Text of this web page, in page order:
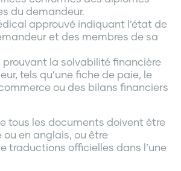
du demandeur.
approuvé indiquant l’état de
et des membres de sa
prouvant la solvabilité financière
tels qu’une fiche de paie, le
ou des bilans financiers
tous les documents doivent être
ou en anglais, ou être
traductions officielles dans l’une